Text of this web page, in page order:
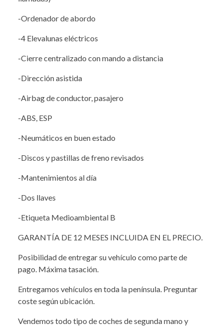
-Ordenador de abordo
-4 Elevalunas eléctricos
-Cierre centralizado con mando a distancia
-Dirección asistida
-Airbag de conductor, pasajero
-ABS, ESP
-Neumáticos en buen estado
-Discos y pastillas de freno revisados
-Mantenimientos al día
-Dos llaves
-Etiqueta Medioambiental B
GARANTÍA DE 12 MESES INCLUIDA EN EL PRECIO.
Posibilidad de entregar su vehículo como parte de
pago. Máxima tasación.
Entregamos vehículos en toda la península. Preguntar
coste según ubicación.
Vendemos todo tipo de coches de segunda mano y